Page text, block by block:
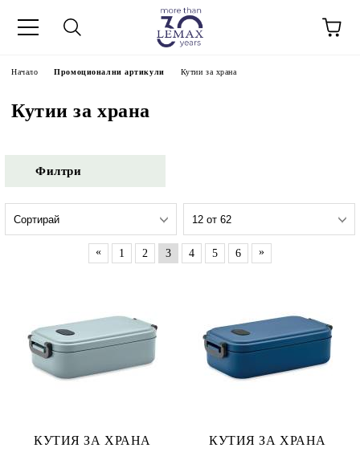
Начало Промоционални артикули Кутии за храна
Кутии за храна
Филтри
« 1 2 3 4 5 6 »
КУТИЯ ЗА ХРАНА
КУТИЯ ЗА ХРАНА